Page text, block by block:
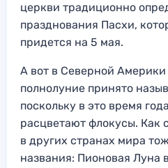
церкви традиционно
празднования Пасхи,
придется на 5 мая.
А вот в Северной Америки
полнолуние принято
поскольку в это время
расцветают флокусы. Как
в других странах мира
названия: Пионовая Луна